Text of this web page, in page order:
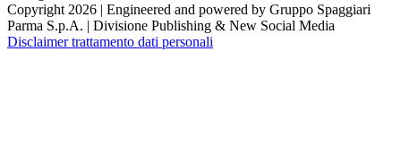
Copyright 2026 | Engineered and powered by Gruppo Spaggiari
Parma S.p.A. | Divisione Publishing & New Social Media
Disclaimer trattamento dati personali